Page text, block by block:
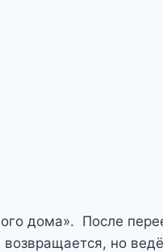
дома». После
но